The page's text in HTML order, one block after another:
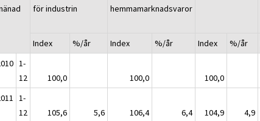
för industrin
hemmamarknadsvaror
Index
%/år Index %/år Index %/år
1-
12
100,0 100,0 100,0
1-
12
105,6 5,6 106,4 6,4 104,9 4,9